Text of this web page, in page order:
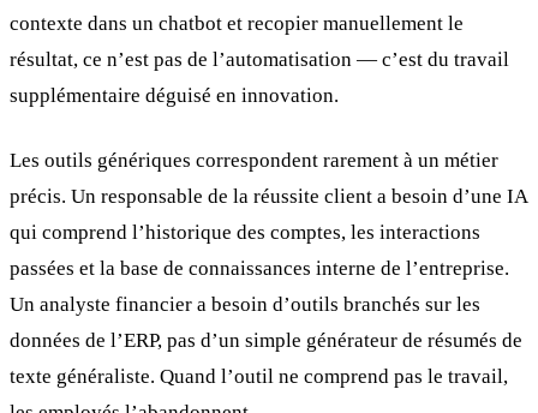
contexte dans un chatbot et recopier manuellement le
résultat, ce n’est pas de l’automatisation — c’est du travail
supplémentaire déguisé en innovation.
Les outils génériques correspondent rarement à un métier
précis. Un responsable de la réussite client a besoin d’une IA
qui comprend l’historique des comptes, les interactions
passées et la base de connaissances interne de l’entreprise.
Un analyste financier a besoin d’outils branchés sur les
données de l’ERP, pas d’un simple générateur de résumés de
texte généraliste. Quand l’outil ne comprend pas le travail,